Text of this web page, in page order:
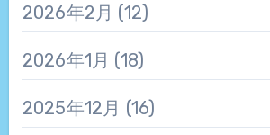
2026年2月 (12)
2026年1月 (18)
2025年12月 (16)